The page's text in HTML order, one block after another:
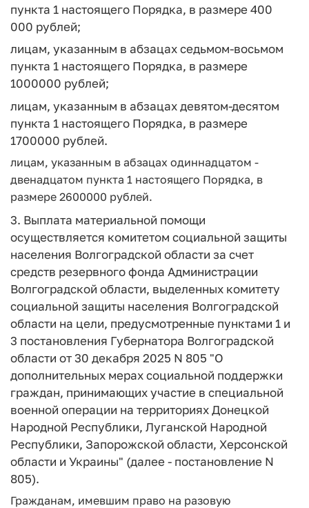
пункта 1 настоящего Порядка, в размере 400
000 рублей;
лицам, указанным в абзацах седьмом-восьмом
пункта 1 настоящего Порядка, в размере
1000000 рублей;
лицам, указанным в абзацах девятом-десятом
пункта 1 настоящего Порядка, в размере
1700000 рублей.
лицам, указанным в абзацах одиннадцатом -
двенадцатом пункта 1 настоящего Порядка, в
размере 2600000 рублей.
3. Выплата материальной помощи
осуществляется комитетом социальной защиты
населения Волгоградской области за счет
средств резервного фонда Администрации
Волгоградской области, выделенных комитету
социальной защиты населения Волгоградской
области на цели, предусмотренные пунктами 1 и
3 постановления Губернатора Волгоградской
области от 30 декабря 2025 N 805 "О
дополнительных мерах социальной поддержки
граждан, принимающих участие в специальной
военной операции на территориях Донецкой
Народной Республики, Луганской Народной
Республики, Запорожской области, Херсонской
области и Украины" (далее - постановление N
805).
Гражданам, имевшим право на разовую